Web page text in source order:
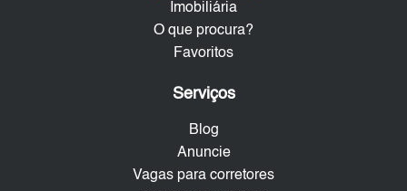
Imobiliária
O que procura?
Favoritos
Serviços
Blog
Anuncie
Vagas para corretores